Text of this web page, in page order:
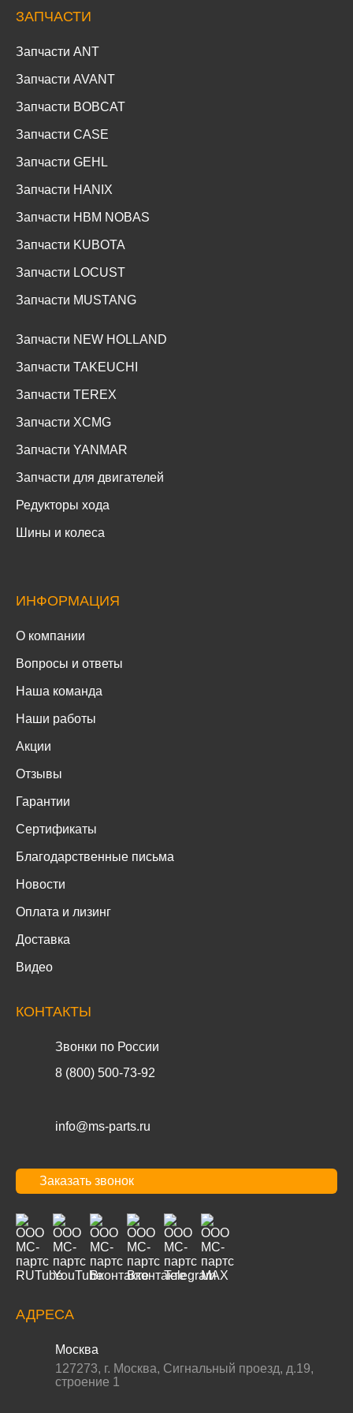
ЗАПЧАСТИ
Запчасти ANT
Запчасти AVANT
Запчасти BOBCAT
Запчасти CASE
Запчасти GEHL
Запчасти HANIX
Запчасти HBM NOBAS
Запчасти KUBOTA
Запчасти LOCUST
Запчасти MUSTANG
Запчасти NEW HOLLAND
Запчасти TAKEUCHI
Запчасти TEREX
Запчасти XCMG
Запчасти YANMAR
Запчасти для двигателей
Редукторы хода
Шины и колеса
ИНФОРМАЦИЯ
О компании
Вопросы и ответы
Наша команда
Наши работы
Акции
Отзывы
Гарантии
Сертификаты
Благодарственные письма
Новости
Оплата и лизинг
Доставка
Видео
КОНТАКТЫ
Звонки по России
8 (800) 500-73-92
info@ms-parts.ru
Заказать звонок
АДРЕСА
Москва
127273, г. Москва, Сигнальный проезд, д.19,
строение 1